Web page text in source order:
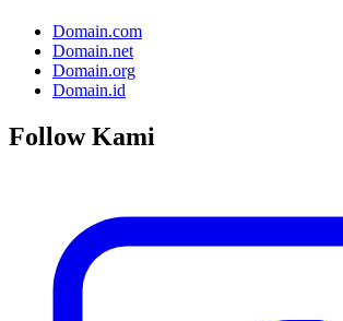
Domain.com
Domain.net
Domain.org
Domain.id
Follow Kami